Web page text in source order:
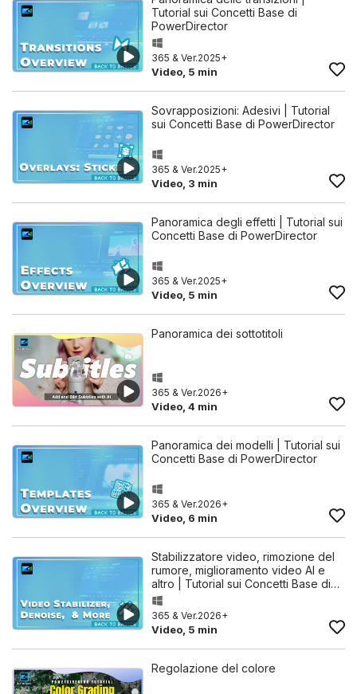
Tutorial sui Concetti Base di
PowerDirector
365 & Ver.2025+
Video, 5 min
Sovrapposizioni: Adesivi | Tutorial
sui Concetti Base di PowerDirector
365 & Ver.2025+
Video, 3 min
Panoramica degli effetti | Tutorial sui
Concetti Base di PowerDirector
365 & Ver.2025+
Video, 5 min
Panoramica dei sottotitoli
365 & Ver.2026+
Video, 4 min
Panoramica dei modelli | Tutorial sui
Concetti Base di PowerDirector
365 & Ver.2026+
Video, 6 min
Stabilizzatore video, rimozione del
rumore, miglioramento video AI e
altro | Tutorial sui Concetti Base di…
365 & Ver.2026+
Video, 5 min
Regolazione del colore